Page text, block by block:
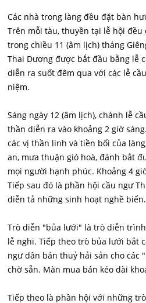
Các nhà trong làng đều đặt bàn
Trên mỗi tàu, thuyền tại lễ hội đều
trong chiều 11 (âm lịch) tháng
Thai Dương được bắt đầu bằng lễ
diễn ra suốt đêm qua với các lễ
niệm.
Sáng ngày 12 (âm lịch), chánh lễ
thần diễn ra vào khoảng 2 giờ
các vị thần linh và tiền bối của
an, mưa thuận gió hoà, đánh bắt
mọi người hạnh phúc. Khoảng 4
Tiếp sau đó là phần hội cầu ngư
diễn tả những sinh hoạt nghề biển.
Trò diễn "bủa lưới" là trò diễn
lễ nghi. Tiếp theo trò bủa lưới bắt
ngư dân bán thuỷ hải sản cho các
chờ sẵn. Màn mua bán kéo dài
Tiếp theo là phần hội với những